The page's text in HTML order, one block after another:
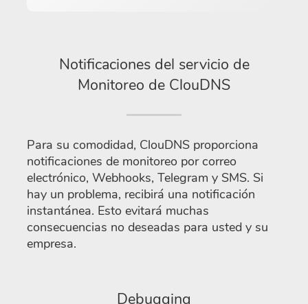
Notificaciones del servicio de
Monitoreo de ClouDNS
Para su comodidad, ClouDNS proporciona
notificaciones de monitoreo por correo
electrónico, Webhooks, Telegram y SMS. Si
hay un problema, recibirá una notificación
instantánea. Esto evitará muchas
consecuencias no deseadas para usted y su
empresa.
Debugging